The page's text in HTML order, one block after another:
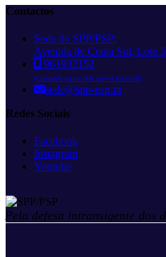
Contactos
Sede do SPP/PSP:
Avenida de Ceuta Sul, Lote
961932152
(Chamada para a rede móvel nacional)
sede@spp-psp.pt
Redes Sociais
Facebook
Instagram
Youtube
Pela defesa intransigente dos